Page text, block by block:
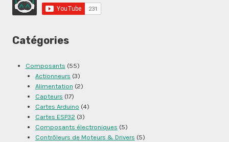
Catégories
Composants (55)
Actionneurs (3)
Alimentation (2)
Capteurs (17)
Cartes Arduino (4)
Cartes ESP32 (3)
Composants électroniques (5)
Contrôleurs de Moteurs & Drivers (5)